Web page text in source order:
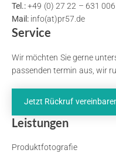
Tel.:+49 (0) 27 22 – 631 006
Mail: info(at)pr57.de
Service
Wir möchten Sie gerne
passenden termin aus, wir
Jetzt Rückruf
Leistungen
Produktfotografie